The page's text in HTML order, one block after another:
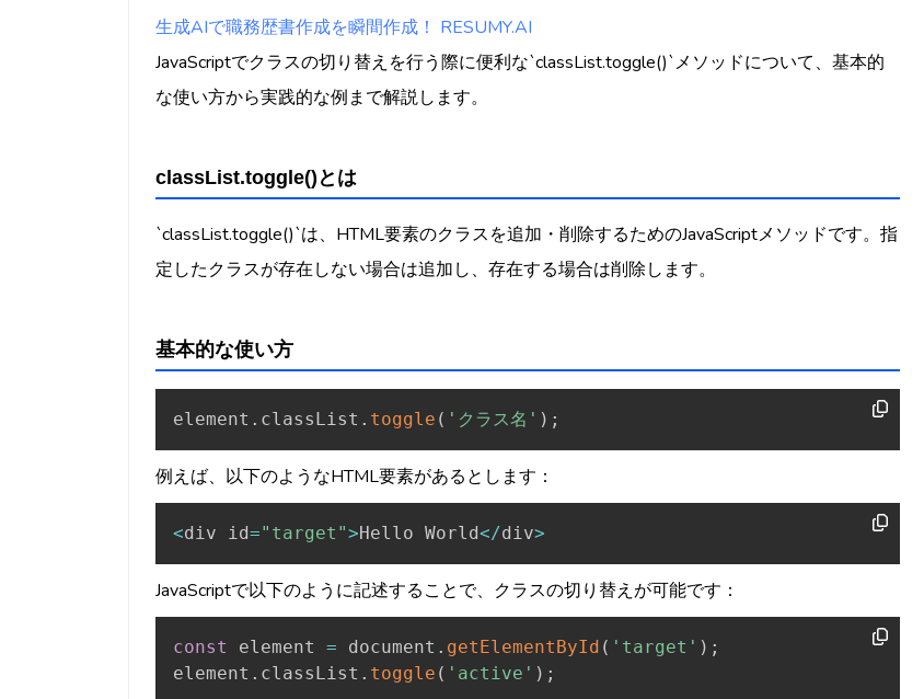
生成AIで職務歴書作成を瞬間作成！ RESUMY.AI
JavaScriptでクラスの切り替えを行う際に便利な`classList.toggle()`メソッドについて、基本的
な使い方から実践的な例まで解説します。
classList.toggle()とは
`classList.toggle()`は、HTML要素のクラスを追加・削除するためのJavaScriptメソッドです。指
定したクラスが存在しない場合は追加し、存在する場合は削除します。
基本的な使い方
element . classList . toggle ( 'クラス名' ) ;
例えば、以下のようなHTML要素があるとします：
<div id="target">Hello World</div>
JavaScriptで以下のように記述することで、クラスの切り替えが可能です：
const element = document . getElementById ( 'target' ) ;
element . classList . toggle ( 'active' ) ;